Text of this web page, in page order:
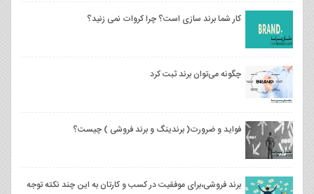
کار شما برند سازی است؟ چرا کروات نمی زنید؟
چگونه می‌توان برند ثبت کرد
فواید و ضرورت( برندینگ و برند فروشی ) چیست؟
برند فروشی،برای موفقیت در کسب و کارتان به این چند نکته توجه